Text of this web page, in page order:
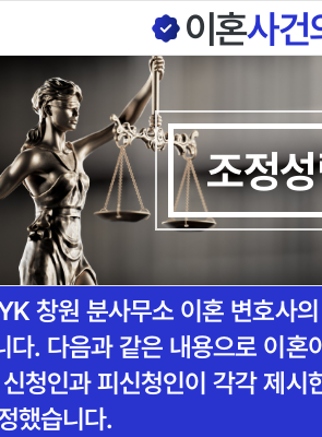
이혼사건
조정
창원 분사무소 이혼 변호사
다. 다음과 같은 내용으로 이혼
청인과 피신청인이 각각 제시
했습니다.